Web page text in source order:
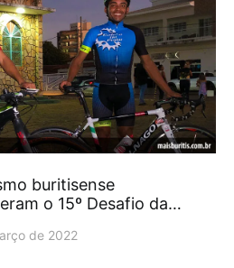
buritisense
o 15º Desafio da…
de 2022